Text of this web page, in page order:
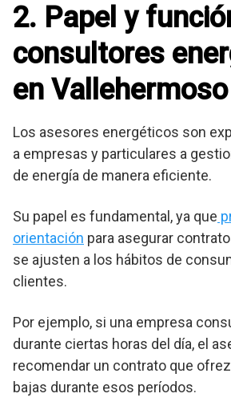
2. Papel y
consultores
en Vallehermoso
Los asesores energéticos son
a empresas y particulares a
de energía de manera eficiente.
Su papel es fundamental, ya que
orientación para asegurar
se ajusten a los hábitos de
clientes.
Por ejemplo, si una empresa
durante ciertas horas del día, el
recomendar un contrato que
bajas durante esos períodos.